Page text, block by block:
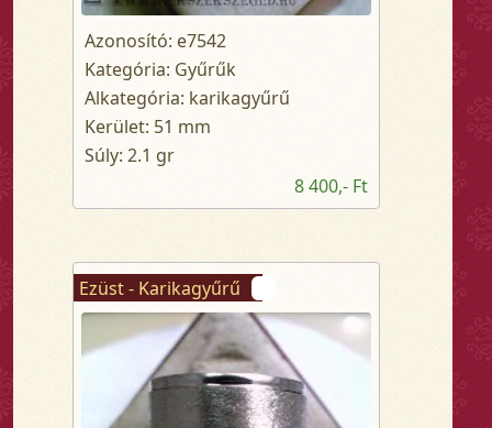
Azonosító: e7542
Kategória: Gyűrűk
Alkategória: karikagyűrű
Kerület: 51 mm
Súly: 2.1 gr
8 400,- Ft
Ezüst - Karikagyűrű